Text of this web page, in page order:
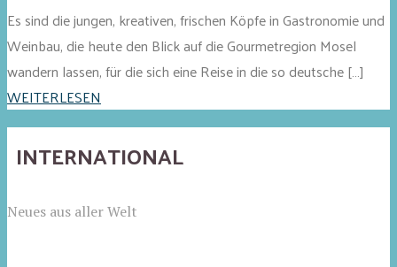
Es sind die jungen, kreativen, frischen Köpfe in Gastronomie und
Weinbau, die heute den Blick auf die Gourmetregion Mosel
wandern lassen, für die sich eine Reise in die so deutsche […]
WEITERLESEN
INTERNATIONAL
Neues aus aller Welt